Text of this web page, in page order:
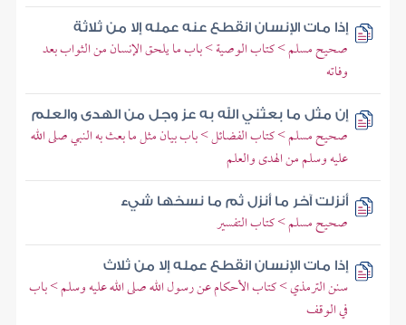
إذا مات الإنسان انقطع عنه عمله إلا من ثلاثة
صحيح مسلم > كتاب الوصية > باب ما يلحق الإنسان من الثواب بعد
وفاته
إن مثل ما بعثني الله به عز وجل من الهدى والعلم
صحيح مسلم > كتاب الفضائل > باب بيان مثل ما بعث به النبي صلى الله
عليه وسلم من الهدى والعلم
أنزلت آخر ما أنزل ثم ما نسخها شيء
صحيح مسلم > كتاب التفسير
إذا مات الإنسان انقطع عمله إلا من ثلاث
سنن الترمذي > كتاب الأحكام عن رسول الله صلى الله عليه وسلم > باب
في الوقف